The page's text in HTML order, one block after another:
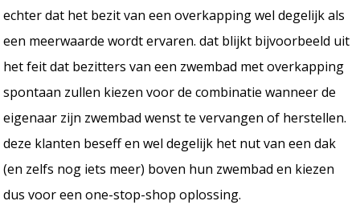
echter dat het bezit van een overkapping wel degelijk als
een meerwaarde wordt ervaren. dat blijkt bijvoorbeeld uit
het feit dat bezitters van een zwembad met overkapping
spontaan zullen kiezen voor de combinatie wanneer de
eigenaar zijn zwembad wenst te vervangen of herstellen.
deze klanten beseff en wel degelijk het nut van een dak
(en zelfs nog iets meer) boven hun zwembad en kiezen
dus voor een one-stop-shop oplossing.